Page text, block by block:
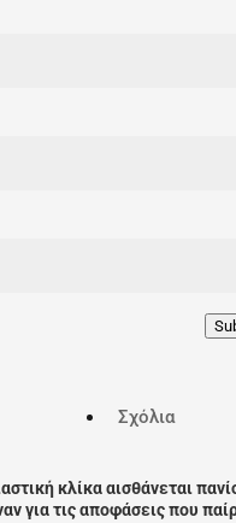
Σχόλια
κλίκα αισθάνεται
για τις αποφάσεις που